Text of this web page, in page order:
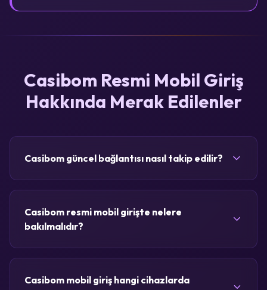
Casibom Resmi Mobil Giriş
Hakkında Merak Edilenler
Casibom güncel bağlantısı nasıl takip edilir?
Casibom resmi mobil girişte nelere
bakılmalıdır?
Casibom mobil giriş hangi cihazlarda